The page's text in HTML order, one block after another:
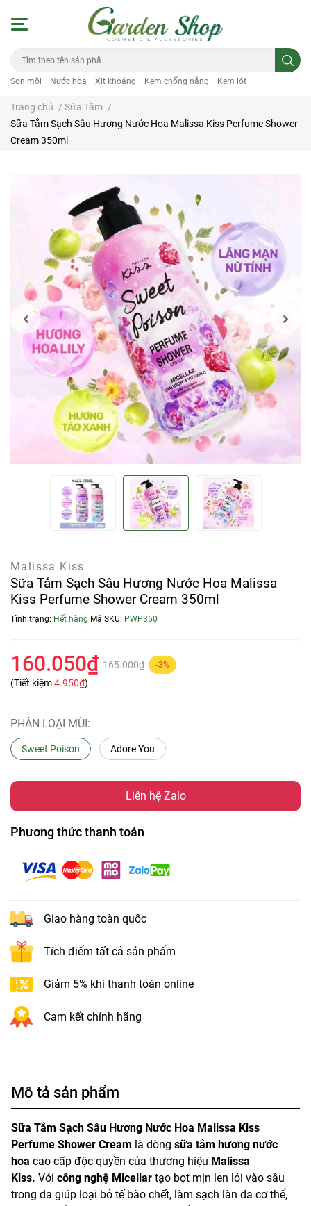
Son môi Nước hoa Xịt khoáng Kem chống nắng Kem lót
Trang chủ / Sữa Tắm /
Sữa Tắm Sạch Sâu Hương Nước Hoa Malissa Kiss Perfume Shower
Cream 350ml
Malissa Kiss
Sữa Tắm Sạch Sâu Hương Nước Hoa Malissa
Kiss Perfume Shower Cream 350ml
Tình trạng: Hết hàng Mã SKU: PWP350
160.050₫ 165.000₫ -3%
(Tiết kiệm4.950₫)
PHÂN LOẠI MÙI:
Sweet Poison Adore You
Liên hệ Zalo
Phương thức thanh toán
Giao hàng toàn quốc
Tích điểm tất cả sản phẩm
Giảm 5% khi thanh toán online
Cam kết chính hãng
Mô tả sản phẩm
Sữa Tắm Sạch Sâu Hương Nước Hoa Malissa Kiss
Perfume Shower Cream là dòng sữa tắm hương nước
hoa cao cấp độc quyền của thương hiệu Malissa
Kiss. Với công nghệ Micellar tạo bọt mịn len lỏi vào sâu
trong da giúp loại bỏ tế bào chết, làm sạch làn da cơ thể,